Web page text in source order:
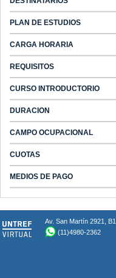
PLAN DE ESTUDIOS
CARGA HORARIA
REQUISITOS
CURSO INTRODUCTORIO
DURACION
CAMPO OCUPACIONAL
CUOTAS
MEDIOS DE PAGO
Av. San Martín 2921,
(11)4980-2362